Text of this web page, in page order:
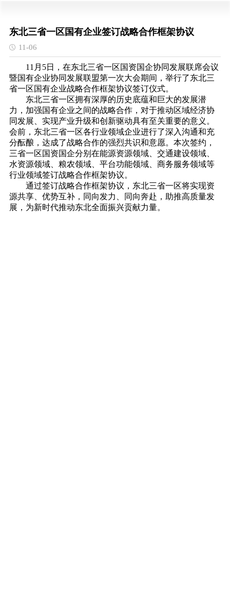
东北三省一区国有企业签订战略合作框架协议
11-06
11月5日，在东北三省一区国资国企协同发展联席会议
暨国有企业协同发展联盟第一次大会期间，举行了东北三
省一区国有企业战略合作框架协议签订仪式。
东北三省一区拥有深厚的历史底蕴和巨大的发展潜
力，加强国有企业之间的战略合作，对于推动区域经济协
同发展、实现产业升级和创新驱动具有至关重要的意义。
会前，东北三省一区各行业领域企业进行了深入沟通和充
分酝酿，达成了战略合作的强烈共识和意愿。本次签约，
三省一区国资国企分别在能源资源领域、交通建设领域、
水资源领域、粮农领域、平台功能领域、商务服务领域等
行业领域签订战略合作框架协议。
通过签订战略合作框架协议，东北三省一区将实现资
源共享、优势互补，同向发力、同向奔赴，助推高质量发
展，为新时代推动东北全面振兴贡献力量。